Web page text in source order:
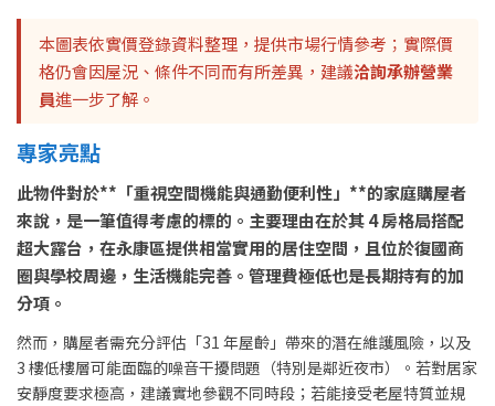
本圖表依實價登錄資料整理，提供市場行情參考；實際價
格仍會因屋況、條件不同而有所差異，建議洽詢承辦營業
員進一步了解。
專家亮點
此物件對於**「重視空間機能與通勤便利性」**的家庭購屋者
來說，是一筆值得考慮的標的。主要理由在於其 4 房格局搭配
超大露台，在永康區提供相當實用的居住空間，且位於復國商
圈與學校周邊，生活機能完善。管理費極低也是長期持有的加
分項。
然而，購屋者需充分評估「31 年屋齡」帶來的潛在維護風險，以及
3 樓低樓層可能面臨的噪音干擾問題（特別是鄰近夜市）。若對居家
安靜度要求極高，建議實地參觀不同時段；若能接受老屋特質並規